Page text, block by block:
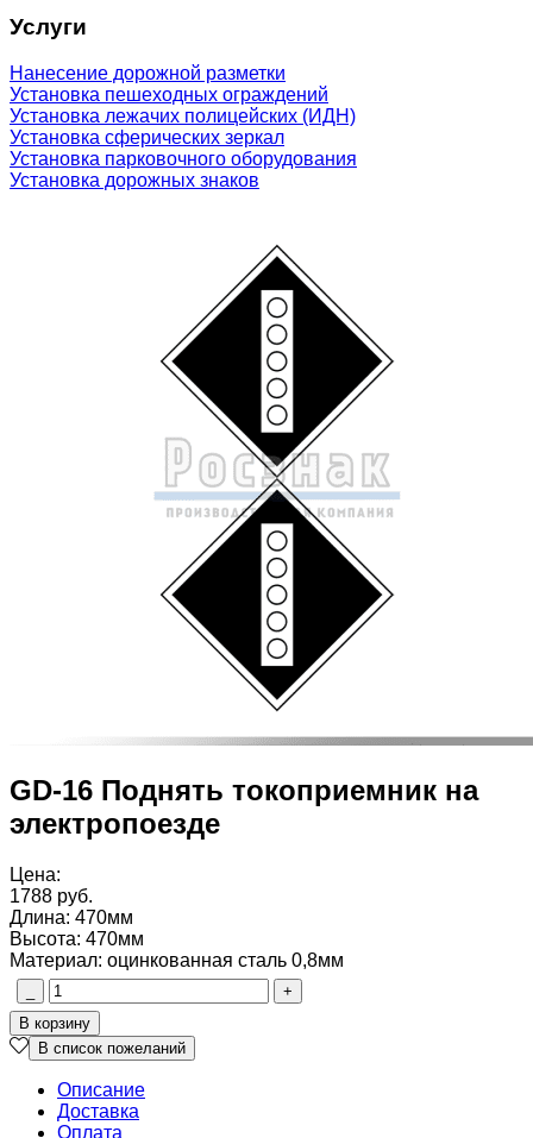
Услуги
Нанесение дорожной разметки
Установка пешеходных ограждений
Установка лежачих полицейских (ИДН)
Установка сферических зеркал
Установка парковочного оборудования
Установка дорожных знаков
GD-16 Поднять токоприемник на
электропоезде
Цена:
1788 руб.
Длина: 470мм
Высота: 470мм
Материал: оцинкованная сталь 0,8мм
Описание
Доставка
Оплата